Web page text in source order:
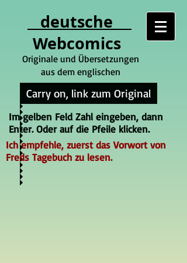
deutsche
Webcomics
Originale und Übersetzungen
aus dem englischen
Carry on, link zum Original
Im gelben Feld Zahl eingeben, dann
Enter. Oder auf die Pfeile klicken.
Ich empfehle, zuerst das Vorwort von
Freds Tagebuch zu lesen.